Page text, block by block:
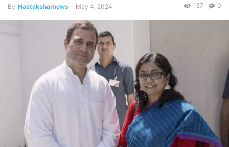
By Hastaksharnews - May 4, 2024 0
157